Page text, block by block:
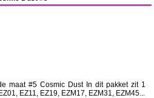
maat #5 Cosmic Dust In dit pakket zit 1
EZ11, EZ19, EZM17, EZM31, EZM45...